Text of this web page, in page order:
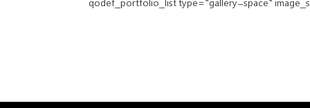
[qodef_portfolio_list type=”gallery-space”